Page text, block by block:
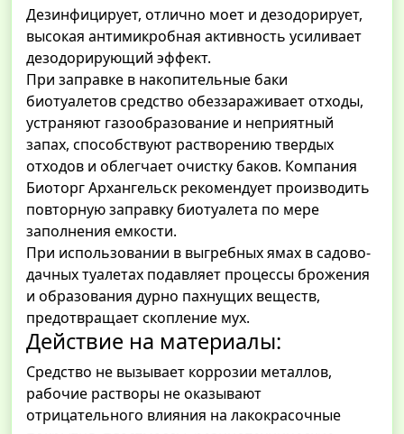
Дезинфицирует, отлично моет и дезодорирует,
высокая антимикробная активность усиливает
дезодорирующий эффект.
При заправке в накопительные баки
биотуалетов средство обеззараживает отходы,
устраняют газообразование и неприятный
запах, способствуют растворению твердых
отходов и облегчает очистку баков. Компания
Биоторг Архангельск рекомендует производить
повторную заправку биотуалета по мере
заполнения емкости.
При использовании в выгребных ямах в садово-
дачных туалетах подавляет процессы брожения
и образования дурно пахнущих веществ,
предотвращает скопление мух.
Действие на материалы:
Средство не вызывает коррозии металлов,
рабочие растворы не оказывают
отрицательного влияния на лакокрасочные